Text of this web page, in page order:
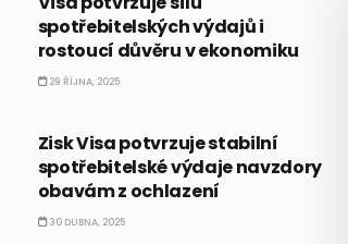
spotřebitelských výdajů i
rostoucí důvěru v ekonomiku
29 ŘÍJNA, 2025
Zisk Visa potvrzuje stabilní
spotřebitelské výdaje navzdory
obavám z ochlazení
30 DUBNA, 2025